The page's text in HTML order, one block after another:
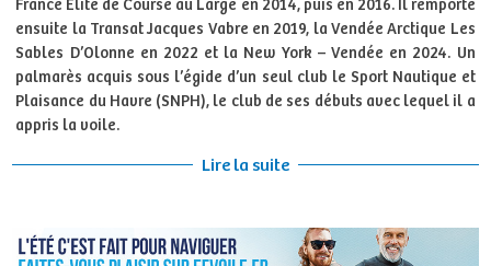
France Elite de Course au Large en 2014, puis en 2016. Il remporte
ensuite la Transat Jacques Vabre en 2019, la Vendée Arctique Les
Sables D’Olonne en 2022 et la New York – Vendée en 2024. Un
palmarès acquis sous l’égide d’un seul club le Sport Nautique et
Plaisance du Havre (SNPH), le club de ses débuts avec lequel il a
appris la voile.
Lire la suite